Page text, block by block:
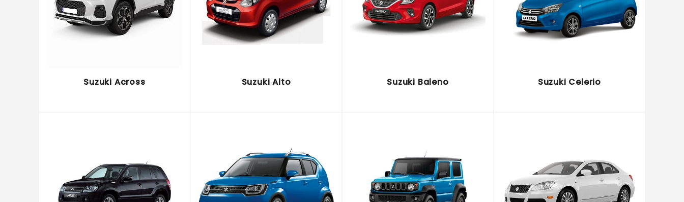
Suzuki Across Suzuki Alto Suzuki Baleno Suzuki Celerio